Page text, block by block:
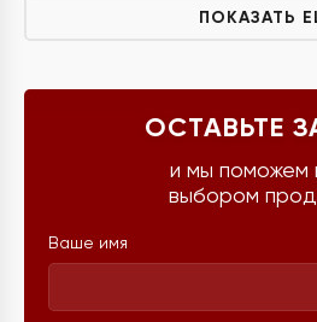
ПОКАЗАТЬ
ОСТАВЬТЕ
и мы поможем
выбором
Ваше имя